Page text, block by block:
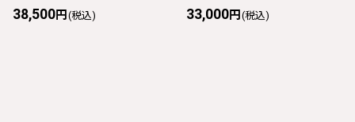
38,500円 (税込) 33,000円 (税込)